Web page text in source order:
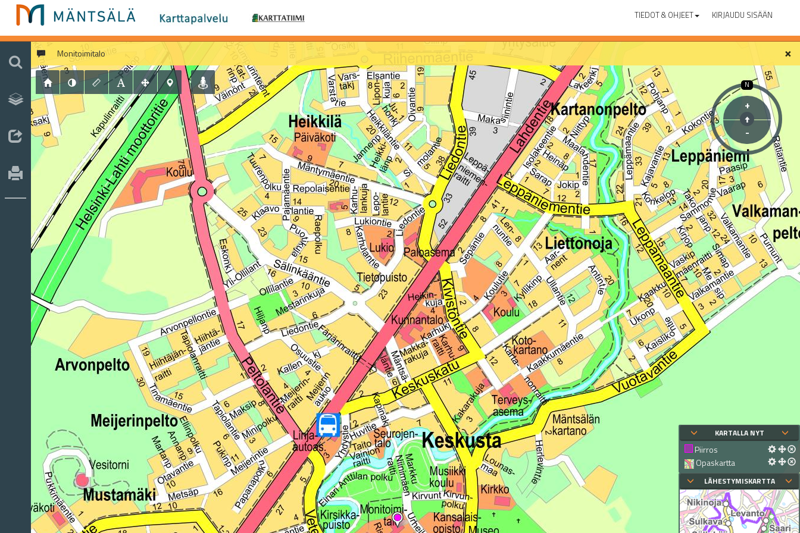
KARTALLA NYT
Piirros
Opaskartta
LÄHESTYMISKARTTA
N
+
-
Monitoimitalo ×
TIEDOT & OHJEET KIRJAUDU SISÄÄN